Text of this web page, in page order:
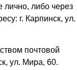
лично, либо через
г. Карпинск, ул.
почтовой
ул. Мира, 60.